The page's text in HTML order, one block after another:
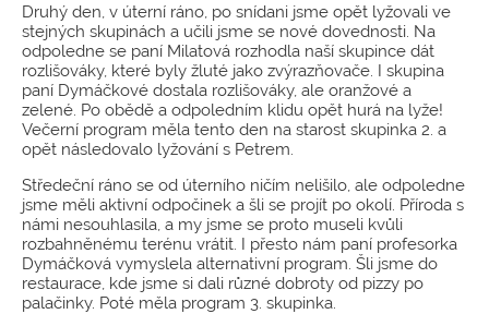
Druhý den, v úterní ráno, po snídani jsme opět lyžovali ve
stejných skupinách a učili jsme se nové dovednosti. Na
odpoledne se paní Milatová rozhodla naší skupince dát
rozlišováky, které byly žluté jako zvýrazňovače. I skupina
paní Dymáčkové dostala rozlišováky, ale oranžové a
zelené. Po obědě a odpoledním klidu opět hurá na lyže!
Večerní program měla tento den na starost skupinka 2. a
opět následovalo lyžování s Petrem.
Středeční ráno se od úterního ničím nelišilo, ale odpoledne
jsme měli aktivní odpočinek a šli se projít po okolí. Příroda s
námi nesouhlasila, a my jsme se proto museli kvůli
rozbahněnému terénu vrátit. I přesto nám paní profesorka
Dymáčková vymyslela alternativní program. Šli jsme do
restaurace, kde jsme si dali různé dobroty od pizzy po
palačinky. Poté měla program 3. skupinka.